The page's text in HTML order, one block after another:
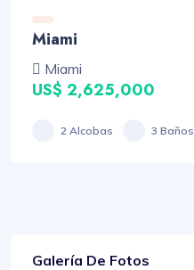
Miami
Miami
US$ 2,625,000
2 Alcobas 3 Baños
Galería De Fotos